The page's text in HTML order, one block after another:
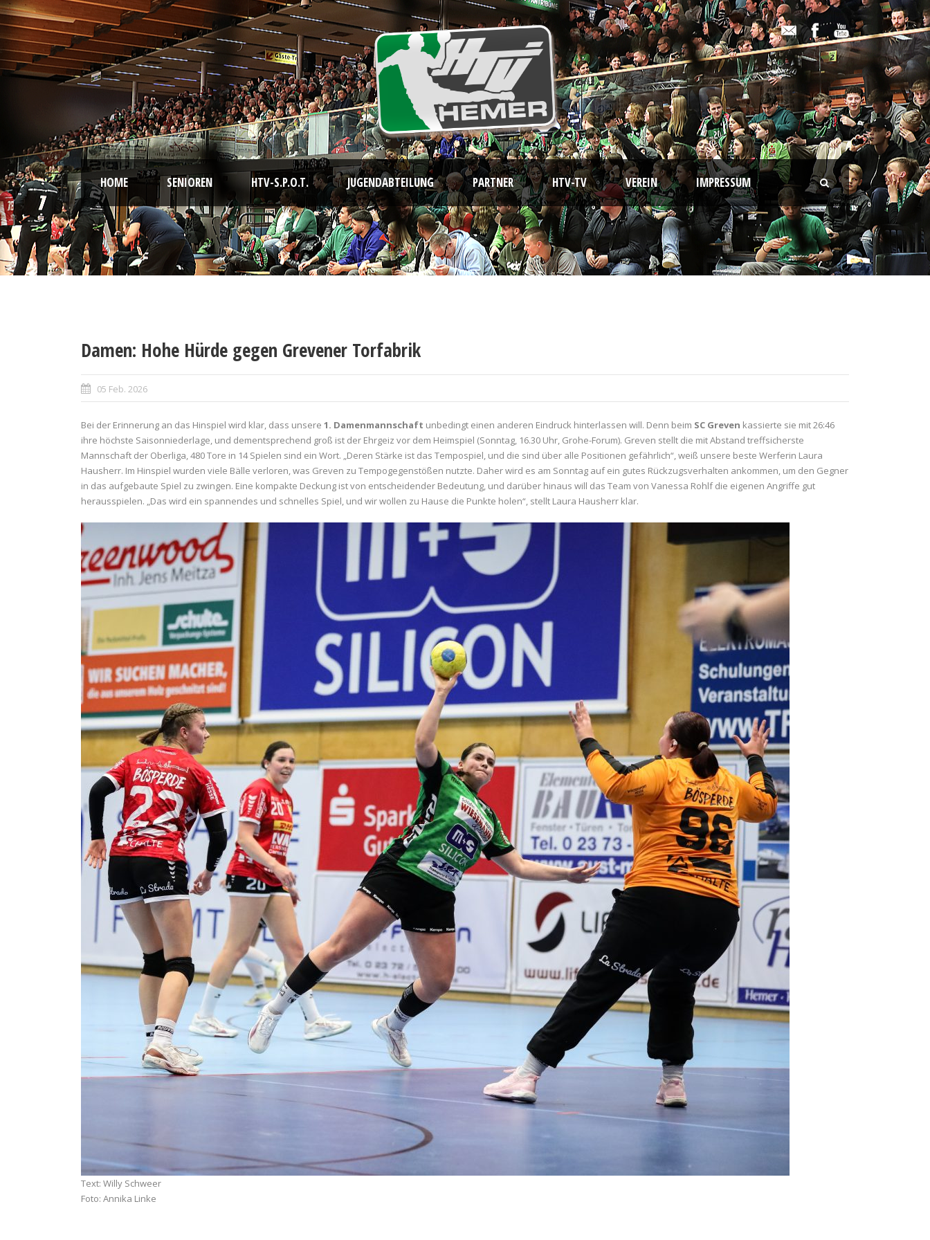
HOME SENIOREN HTV-S.P.O.T. JUGENDABTEILUNG PARTNER HTV-TV VEREIN IMPRESSUM
Damen: Hohe Hürde gegen Grevener Torfabrik
05 Feb. 2026
Bei der Erinnerung an das Hinspiel wird klar, dass unsere 1. Damenmannschaft unbedingt einen anderen Eindruck hinterlassen will. Denn beim SC Greven kassierte sie mit 26:46
ihre höchste Saisonniederlage, und dementsprechend groß ist der Ehrgeiz vor dem Heimspiel (Sonntag, 16.30 Uhr, Grohe-Forum). Greven stellt die mit Abstand treffsicherste
Mannschaft der Oberliga, 480 Tore in 14 Spielen sind ein Wort. „Deren Stärke ist das Tempospiel, und die sind über alle Positionen gefährlich“, weiß unsere beste Werferin Laura
Hausherr. Im Hinspiel wurden viele Bälle verloren, was Greven zu Tempogegenstößen nutzte. Daher wird es am Sonntag auf ein gutes Rückzugsverhalten ankommen, um den Gegner
in das aufgebaute Spiel zu zwingen. Eine kompakte Deckung ist von entscheidender Bedeutung, und darüber hinaus will das Team von Vanessa Rohlf die eigenen Angriffe gut
herausspielen. „Das wird ein spannendes und schnelles Spiel, und wir wollen zu Hause die Punkte holen“, stellt Laura Hausherr klar.
Text: Willy Schweer
Foto: Annika Linke